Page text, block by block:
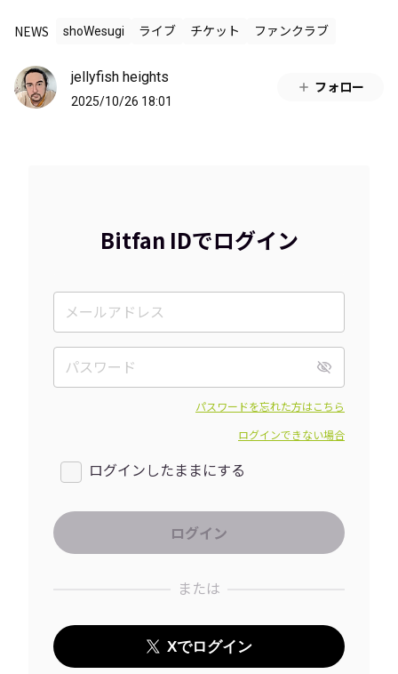
NEWS shoWesugi ライブ チケット ファンクラブ
jellyfish heights
2025/10/26 18:01
フォロー
Bitfan IDでログイン
パスワードを忘れた方はこちら
ログインできない場合
ログインしたままにする
または
Xでログイン